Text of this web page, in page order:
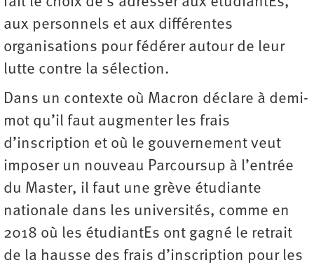
aux personnels et aux différentes
organisations pour fédérer autour de leur
lutte contre la sélection.
Dans un contexte où Macron déclare à demi-
mot qu’il faut augmenter les frais
d’inscription et où le gouvernement veut
imposer un nouveau Parcoursup à l’entrée
du Master, il faut une grève étudiante
nationale dans les universités, comme en
2018 où les étudiantEs ont gagné le retrait
de la hausse des frais d’inscription pour les